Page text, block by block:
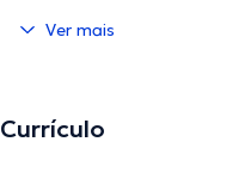
Ver mais
Currículo